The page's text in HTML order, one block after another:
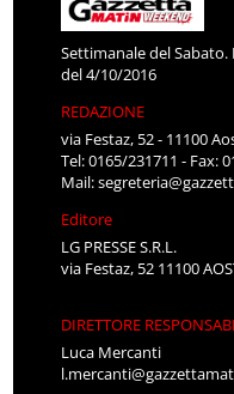
Settimanale del
del 4/10/2016
REDAZIONE
via Festaz, 52 - 11100
Tel: 0165/231711 - Fax:
Mail:
Editore
LG PRESSE S.R.L.
via Festaz, 52 11100
DIRETTORE
Luca Mercanti